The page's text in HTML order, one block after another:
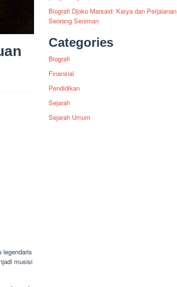
legendaris
musisi
Biografi Djoko Marsaid: Karya dan Perjalanan
Seorang Seniman
Categories
Biografi
Finansial
Pendidikan
Sejarah
Sejarah Umum